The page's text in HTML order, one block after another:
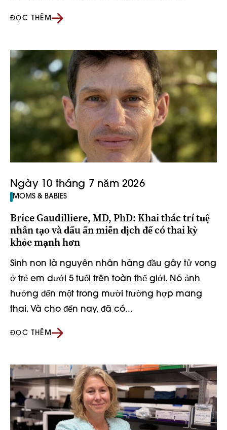
ĐỌC THÊM
Ngày 10 tháng 7 năm 2026
MOMS & BABIES
Brice Gaudilliere, MD, PhD: Khai thác trí tuệ
nhân tạo và dấu ấn miễn dịch để có thai kỳ
khỏe mạnh hơn
Sinh non là nguyên nhân hàng đầu gây tử vong
ở trẻ em dưới 5 tuổi trên toàn thế giới. Nó ảnh
hưởng đến một trong mười trường hợp mang
thai. Và cho đến nay, đã có...
ĐỌC THÊM